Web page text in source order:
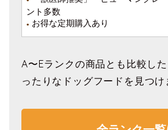
ント多数
● お得な定期購入あり
A〜Eランクの商品とも比較し
ったりなドッグフードを見つけ